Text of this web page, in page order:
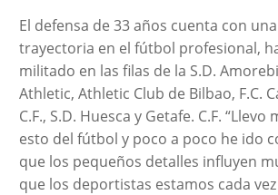
El defensa de 33 años cuenta con
trayectoria en el fútbol profesional,
militado en las filas de la S.D.
Athletic, Athletic Club de Bilbao, F.C.
C.F., S.D. Huesca y Getafe. C.F.
esto del fútbol y poco a poco he ido
que los pequeños detalles influyen
que los deportistas estamos cada